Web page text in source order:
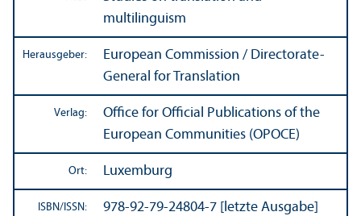
multilinguism
Herausgeber:
European Commission / Directorate-
General for Trans­lation
Verlag:
Office for Official Publications of the
European Communities (OPOCE)
Ort: Luxemburg
ISBN/ ISSN: 978-92-79-24804-7 [letzte Ausgabe]